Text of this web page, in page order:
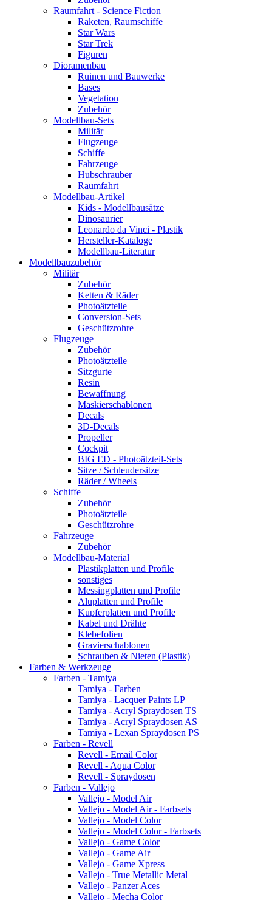
Raumfahrt - Science Fiction
Raketen, Raumschiffe
Star Wars
Star Trek
Figuren
Dioramenbau
Ruinen und Bauwerke
Bases
Vegetation
Zubehör
Modellbau-Sets
Militär
Flugzeuge
Schiffe
Fahrzeuge
Hubschrauber
Raumfahrt
Modellbau-Artikel
Kids - Modellbausätze
Dinosaurier
Leonardo da Vinci - Plastik
Hersteller-Kataloge
Modellbau-Literatur
Modellbauzubehör
Militär
Zubehör
Ketten & Räder
Photoätzteile
Conversion-Sets
Geschützrohre
Flugzeuge
Zubehör
Photoätzteile
Sitzgurte
Resin
Bewaffnung
Maskierschablonen
Decals
3D-Decals
Propeller
Cockpit
BIG ED - Photoätzteil-Sets
Sitze / Schleudersitze
Räder / Wheels
Schiffe
Zubehör
Photoätzteile
Geschützrohre
Fahrzeuge
Zubehör
Modellbau-Material
Plastikplatten und Profile
sonstiges
Messingplatten und Profile
Aluplatten und Profile
Kupferplatten und Profile
Kabel und Drähte
Klebefolien
Gravierschablonen
Schrauben & Nieten (Plastik)
Farben & Werkzeuge
Farben - Tamiya
Tamiya - Farben
Tamiya - Lacquer Paints LP
Tamiya - Acryl Spraydosen TS
Tamiya - Acryl Spraydosen AS
Tamiya - Lexan Spraydosen PS
Farben - Revell
Revell - Email Color
Revell - Aqua Color
Revell - Spraydosen
Farben - Vallejo
Vallejo - Model Air
Vallejo - Model Air - Farbsets
Vallejo - Model Color
Vallejo - Model Color - Farbsets
Vallejo - Game Color
Vallejo - Game Air
Vallejo - Game Xpress
Vallejo - True Metallic Metal
Vallejo - Panzer Aces
Vallejo - Mecha Color